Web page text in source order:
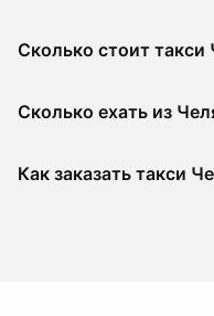
Сколько стоит
Сколько ехать из
Как заказать такси